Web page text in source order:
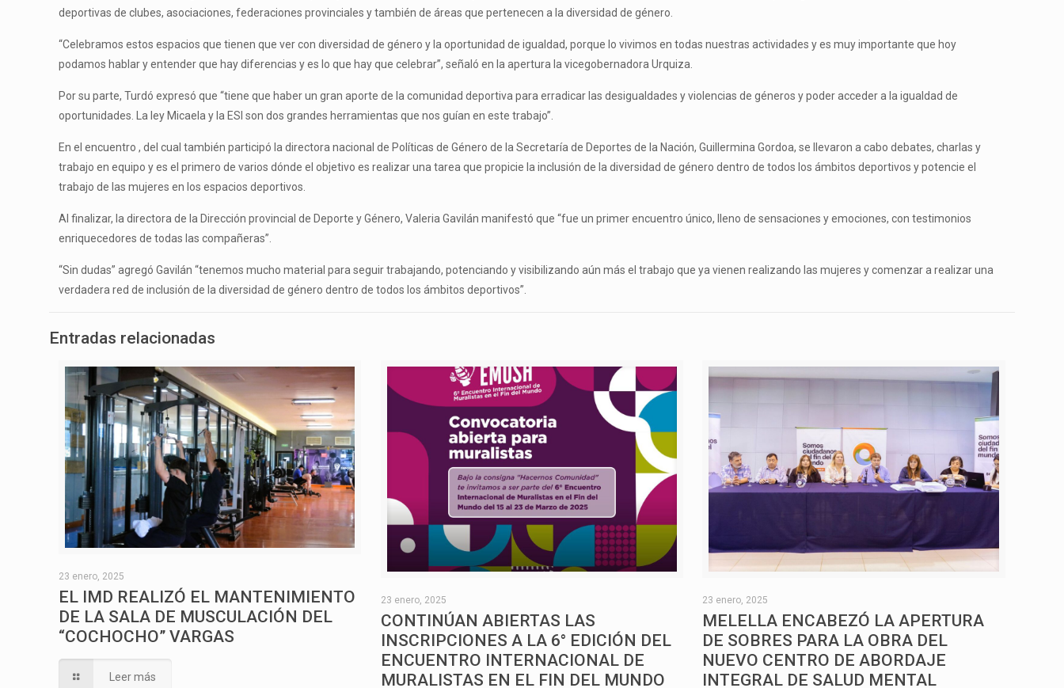
deportivas de clubes, asociaciones, federaciones provinciales y también de áreas que pertenecen a la diversidad de género.
“Celebramos estos espacios que tienen que ver con diversidad de género y la oportunidad de igualdad, porque lo vivimos en todas nuestras actividades y es muy importante que hoy
podamos hablar y entender que hay diferencias y es lo que hay que celebrar”, señaló en la apertura la vicegobernadora Urquiza.
Por su parte, Turdó expresó que “tiene que haber un gran aporte de la comunidad deportiva para erradicar las desigualdades y violencias de géneros y poder acceder a la igualdad de
oportunidades. La ley Micaela y la ESI son dos grandes herramientas que nos guían en este trabajo”.
En el encuentro , del cual también participó la directora nacional de Políticas de Género de la Secretaría de Deportes de la Nación, Guillermina Gordoa, se llevaron a cabo debates, charlas y
trabajo en equipo y es el primero de varios dónde el objetivo es realizar una tarea que propicie la inclusión de la diversidad de género dentro de todos los ámbitos deportivos y potencie el
trabajo de las mujeres en los espacios deportivos.
Al finalizar, la directora de la Dirección provincial de Deporte y Género, Valeria Gavilán manifestó que “fue un primer encuentro único, lleno de sensaciones y emociones, con testimonios
enriquecedores de todas las compañeras”.
“Sin dudas” agregó Gavilán “tenemos mucho material para seguir trabajando, potenciando y visibilizando aún más el trabajo que ya vienen realizando las mujeres y comenzar a realizar una
verdadera red de inclusión de la diversidad de género dentro de todos los ámbitos deportivos”.
Entradas relacionadas
23 enero, 2025
EL IMD REALIZÓ EL MANTENIMIENTO
DE LA SALA DE MUSCULACIÓN DEL
“COCHOCHO” VARGAS
Leer más
23 enero, 2025
CONTINÚAN ABIERTAS LAS
INSCRIPCIONES A LA 6° EDICIÓN DEL
ENCUENTRO INTERNACIONAL DE
MURALISTAS EN EL FIN DEL MUNDO
23 enero, 2025
MELELLA ENCABEZÓ LA APERTURA
DE SOBRES PARA LA OBRA DEL
NUEVO CENTRO DE ABORDAJE
INTEGRAL DE SALUD MENTAL